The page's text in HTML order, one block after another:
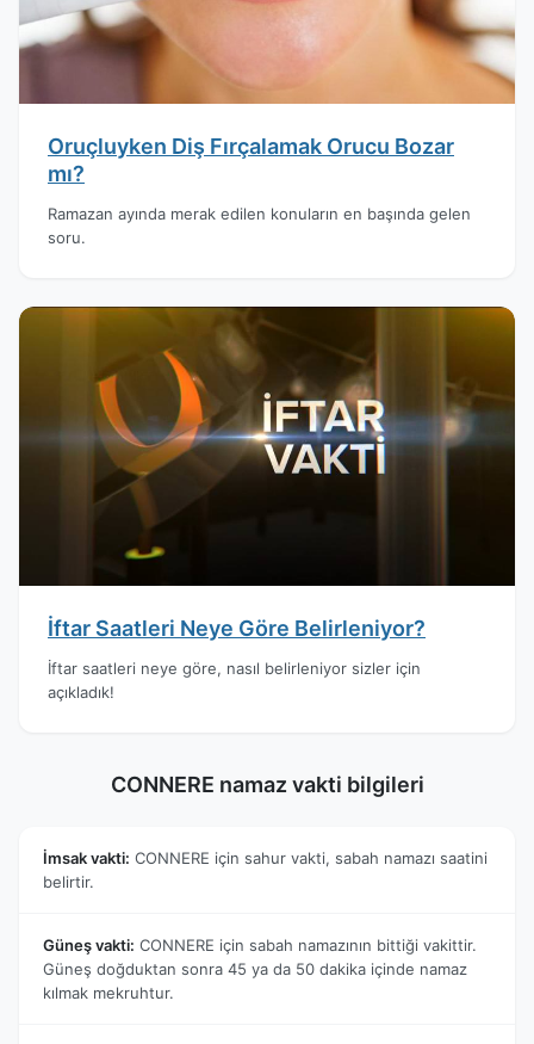
Oruçluyken Diş Fırçalamak Orucu Bozar
mı?
Ramazan ayında merak edilen konuların en başında gelen
soru.
İftar Saatleri Neye Göre Belirleniyor?
İftar saatleri neye göre, nasıl belirleniyor sizler için
açıkladık!
CONNERE namaz vakti bilgileri
İmsak vakti: CONNERE için sahur vakti, sabah namazı saatini
belirtir.
Güneş vakti: CONNERE için sabah namazının bittiği vakittir.
Güneş doğduktan sonra 45 ya da 50 dakika içinde namaz
kılmak mekruhtur.